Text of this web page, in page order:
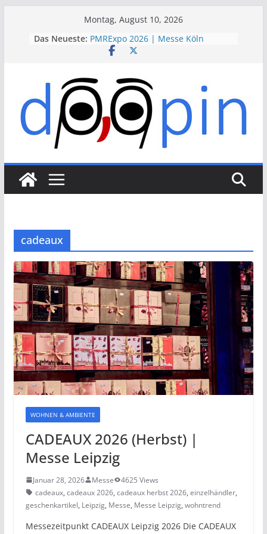
Montag, August 10, 2026
Das Neueste: PMRExpo 2026 | Messe Köln
VdS-BrandSchutzTage 2026 |
VALVE WORLD EXPO 2026 | Messe
Düsseldorf
ESSEN MOTOR SHOW 2026 | Messe
Essen
cadeaux
WOHNEN & AMBIENTE
CADEAUX 2026 (Herbst) |
Messe Leipzig
Januar 28, 2026 Messe
4625 Views
cadeaux, cadeaux 2026, cadeaux herbst 2026, einzelhändler,
geschenkartikel, Leipzig, Messe, Messe Leipzig, wohntrend
Messezeitpunkt CADEAUX Leipzig 2026 Die CADEAUX